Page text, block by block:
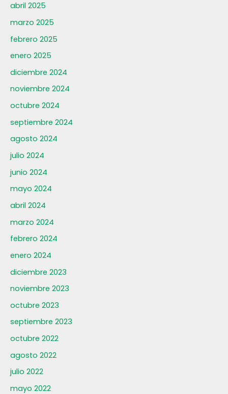
abril 2025
marzo 2025
febrero 2025
enero 2025
diciembre 2024
noviembre 2024
octubre 2024
septiembre 2024
agosto 2024
julio 2024
junio 2024
mayo 2024
abril 2024
marzo 2024
febrero 2024
enero 2024
diciembre 2023
noviembre 2023
octubre 2023
septiembre 2023
octubre 2022
agosto 2022
julio 2022
mayo 2022